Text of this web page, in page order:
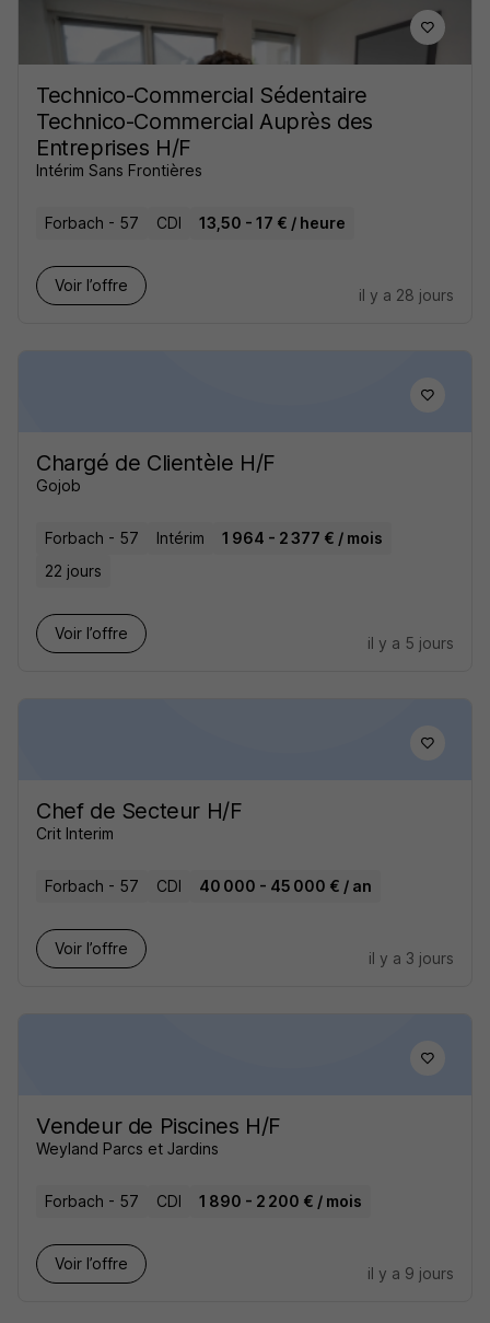
Technico-Commercial Sédentaire
Technico-Commercial Auprès des
Entreprises H/F
Intérim Sans Frontières
Forbach - 57 CDI 13,50 - 17 € / heure
Voir l’offre
il y a 28 jours
Chargé de Clientèle H/F
Gojob
Forbach - 57 Intérim
1 964 - 2 377 € / mois
22 jours
Voir l’offre
il y a 5 jours
Chef de Secteur H/F
Crit Interim
Forbach - 57 CDI 40 000 - 45 000 € / an
Voir l’offre
il y a 3 jours
Vendeur de Piscines H/F
Weyland Parcs et Jardins
Forbach - 57 CDI 1 890 - 2 200 € / mois
Voir l’offre
il y a 9 jours